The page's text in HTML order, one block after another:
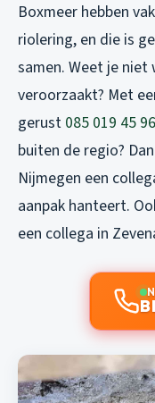
Boxmeer hebben
riolering, en die is
samen. Weet je
veroorzaakt? Met
gerust 085 019 45 96
buiten de regio?
Nijmegen een
aanpak hanteert.
een collega in